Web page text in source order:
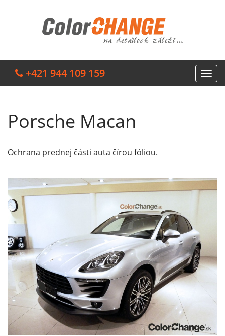
+421 944 109 159
Porsche Macan
Ochrana prednej části auta čírou fóliou.